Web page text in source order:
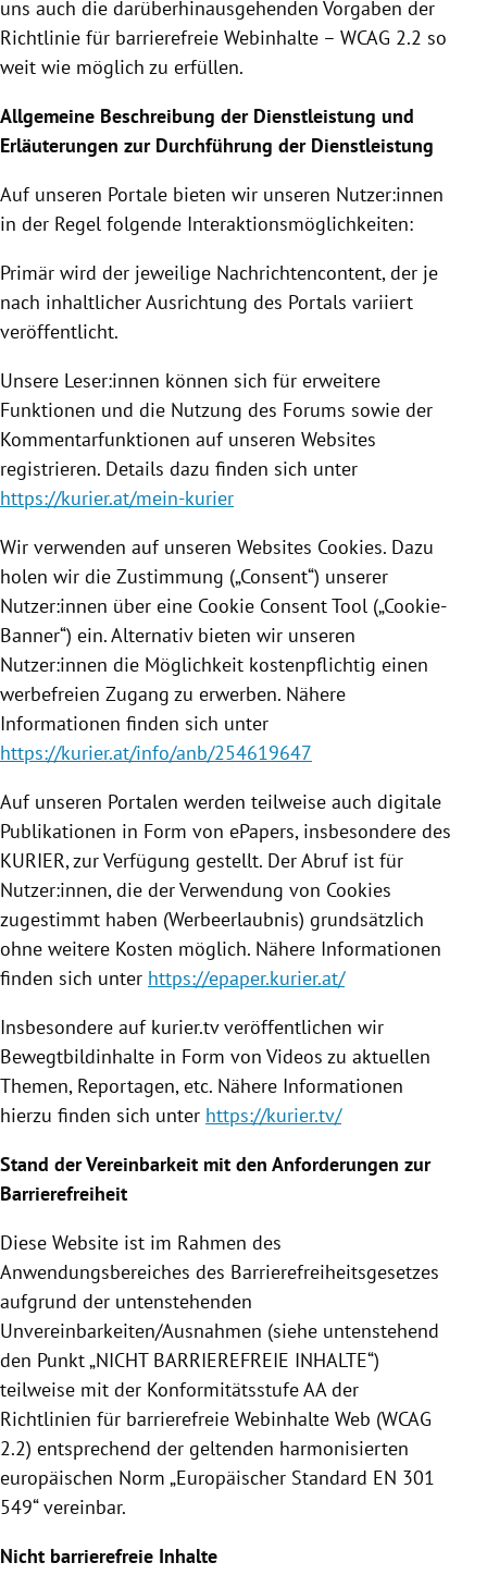
Untermenü
uns auch die darüberhinausgehenden Vorgaben der
Richtlinie für barrierefreie Webinhalte – WCAG 2.2 so
weit wie möglich zu erfüllen.
Allgemeine Beschreibung der Dienstleistung und
Erläuterungen zur Durchführung der Dienstleistung
Auf unseren Portale bieten wir unseren Nutzer:innen
in der Regel folgende Interaktionsmöglichkeiten:
Primär wird der jeweilige Nachrichtencontent, der je
nach inhaltlicher Ausrichtung des Portals variiert
veröffentlicht.
Unsere Leser:innen können sich für erweitere
Funktionen und die Nutzung des Forums sowie der
Kommentarfunktionen auf unseren Websites
registrieren. Details dazu finden sich unter
https://kurier.at/mein-kurier
Wir verwenden auf unseren Websites Cookies. Dazu
holen wir die Zustimmung („Consent“) unserer
Nutzer:innen über eine Cookie Consent Tool („Cookie-
Banner“) ein. Alternativ bieten wir unseren
Nutzer:innen die Möglichkeit kostenpflichtig einen
werbefreien Zugang zu erwerben. Nähere
Informationen finden sich unter
https://kurier.at/info/anb/254619647
Auf unseren Portalen werden teilweise auch digitale
Publikationen in Form von ePapers, insbesondere des
KURIER, zur Verfügung gestellt. Der Abruf ist für
Nutzer:innen, die der Verwendung von Cookies
zugestimmt haben (Werbeerlaubnis) grundsätzlich
ohne weitere Kosten möglich. Nähere Informationen
finden sich unter https://epaper.kurier.at/
Insbesondere auf kurier.tv veröffentlichen wir
Bewegtbildinhalte in Form von Videos zu aktuellen
Themen, Reportagen, etc. Nähere Informationen
hierzu finden sich unter https://kurier.tv/
Stand der Vereinbarkeit mit den Anforderungen zur
Barrierefreiheit
Diese Website ist im Rahmen des
Anwendungsbereiches des Barrierefreiheitsgesetzes
aufgrund der untenstehenden
Unvereinbarkeiten/Ausnahmen (siehe untenstehend
den Punkt „NICHT BARRIEREFREIE INHALTE“)
teilweise mit der Konformitätsstufe AA der
Richtlinien für barrierefreie Webinhalte Web (WCAG
2.2) entsprechend der geltenden harmonisierten
europäischen Norm „Europäischer Standard EN 301
549“ vereinbar.
Nicht barrierefreie Inhalte